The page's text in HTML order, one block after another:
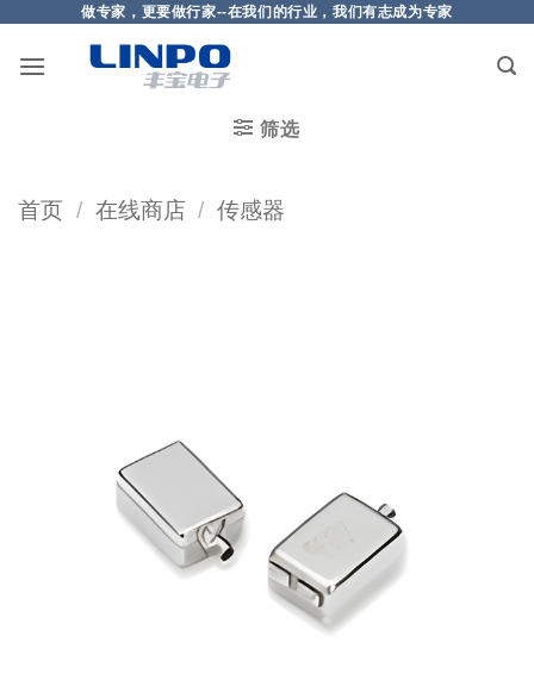
做专家，更要做行家--在我们的行业，我们有志成为专家
筛选
首页 / 在线商店 / 传感器